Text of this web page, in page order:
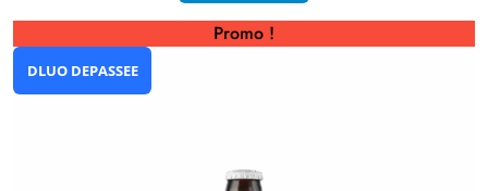
Promo !
DLUO DEPASSEE